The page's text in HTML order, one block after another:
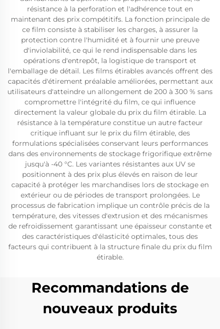
résistance à la perforation et l'adhérence tout en
maintenant des prix compétitifs. La fonction principale de
ce film consiste à stabiliser les charges, à assurer la
protection contre l'humidité et à fournir une preuve
d'inviolabilité, ce qui le rend indispensable dans les
opérations d'entrepôt, la logistique de transport et
l'emballage de détail. Les films étirables avancés offrent des
capacités d'étirement préalable améliorées, permettant aux
utilisateurs d'atteindre un allongement de 200 à 300 % sans
compromettre l'intégrité du film, ce qui influence
directement la valeur globale du prix du film étirable. La
résistance à la température constitue un autre facteur
critique influant sur le prix du film étirable, des
formulations spécialisées conservant leurs performances
dans des environnements de stockage frigorifique extrême
jusqu'à -40 °C. Les variantes résistantes aux UV se
positionnent à des prix plus élevés en raison de leur
capacité à protéger les marchandises lors de stockage en
extérieur ou de périodes de transport prolongées. Le
processus de fabrication implique un contrôle précis de la
température, des vitesses d'extrusion et des mécanismes
de refroidissement garantissant une épaisseur constante et
des caractéristiques d'élasticité optimales, tous des
facteurs qui contribuent à la structure finale du prix du film
étirable.
Recommandations de
nouveaux produits